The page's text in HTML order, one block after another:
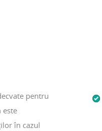
pentru
este
în cazul